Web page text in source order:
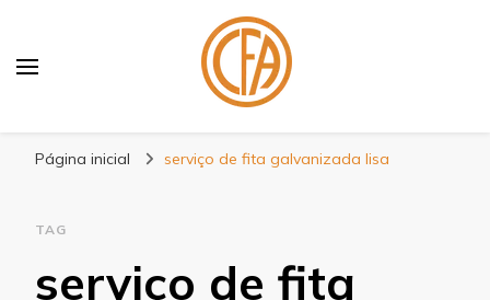
Página inicial serviço de fita galvanizada lisa
TAG
serviço de fita